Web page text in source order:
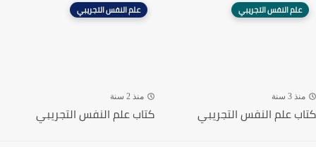
علم النفس التجريبي
منذ 3 سنة
كتاب علم النفس التجريبي
علم النفس التجريبي
منذ 2 سنة
كتاب علم النفس التجريبي